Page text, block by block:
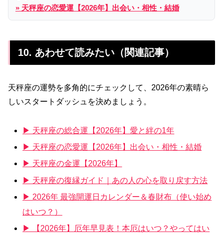
» 天秤座の恋愛運【2026年】出会い・相性・結婚
10. あわせて読みたい（関連記事）
天秤座の運勢を多角的にチェックして、2026年の素晴ら
しいスタートダッシュを決めましょう。
▶ 天秤座の総合運【2026年】愛と絆の1年
▶ 天秤座の恋愛運【2026年】出会い・相性・結婚
▶ 天秤座の金運【2026年】
▶ 天秤座の復縁ガイド｜あの人の心を取り戻す方法
▶ 2026年 最強開運日カレンダー＆春財布（使い始め
はいつ？）
▶ 【2026年】厄年早見表！本厄はいつ？やってはい